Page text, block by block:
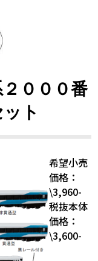
２０００番
ト
希望小売
価格：
\3,960-
税抜本体
価格：
\3,600-